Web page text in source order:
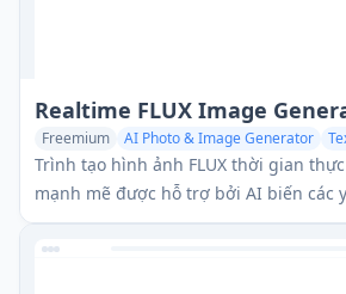
Realtime FLUX Image
Freemium AI Photo & Image Generator
Trình tạo hình ảnh FLUX thời gian
mạnh mẽ được hỗ trợ bởi AI biến các
thành hình ảnh chất lượng cao ngay
dụng các mô hình tiên tiến như FLUX.1.